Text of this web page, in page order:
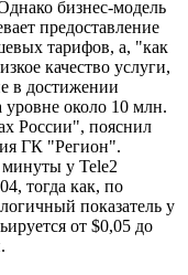
бизнес-модель
предоставление
тарифов, а, "как
качество услуги,
в достижении
уровне около 10 млн.
России", пояснил
ГК "Регион".
у Tele2
тогда как, по
показатель у
от $0,05 до